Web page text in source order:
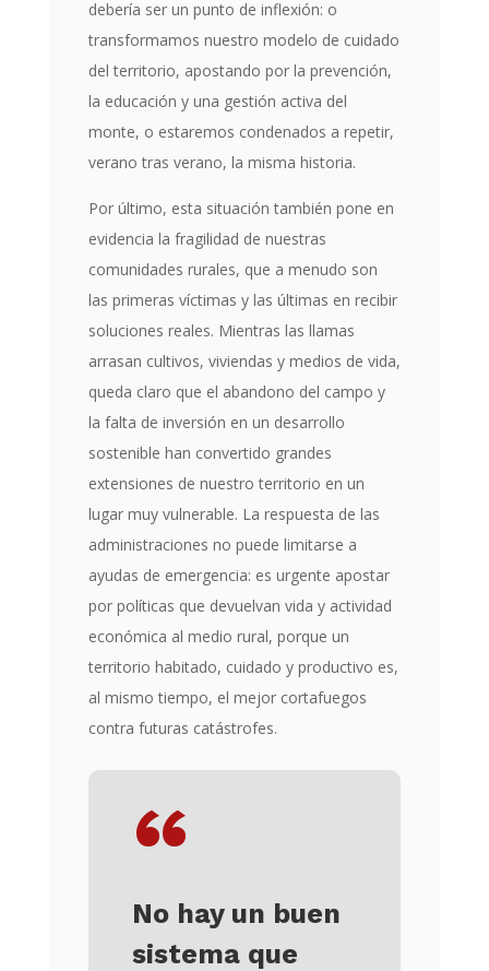
debería ser un punto de inflexión: o
transformamos nuestro modelo de cuidado
del territorio, apostando por la prevención,
la educación y una gestión activa del
monte, o estaremos condenados a repetir,
verano tras verano, la misma historia.
Por último, esta situación también pone en
evidencia la fragilidad de nuestras
comunidades rurales, que a menudo son
las primeras víctimas y las últimas en recibir
soluciones reales. Mientras las llamas
arrasan cultivos, viviendas y medios de vida,
queda claro que el abandono del campo y
la falta de inversión en un desarrollo
sostenible han convertido grandes
extensiones de nuestro territorio en un
lugar muy vulnerable. La respuesta de las
administraciones no puede limitarse a
ayudas de emergencia: es urgente apostar
por políticas que devuelvan vida y actividad
económica al medio rural, porque un
territorio habitado, cuidado y productivo es,
al mismo tiempo, el mejor cortafuegos
contra futuras catástrofes.
“
No hay un buen
sistema que